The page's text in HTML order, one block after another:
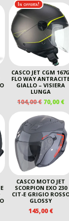
PREZZO
€.
In offerta!
CASCO JET CGM 167G
FLO WAY
GIALLO – VISIERA
LUNGA
104,00€ IL
PREZZO
ERA:
104,00 €.
70,00€IL
È:
CASCO MOTO JET
SCORPION EXO 230
CIT-E GRIGIO
GLOSSY
145,00€